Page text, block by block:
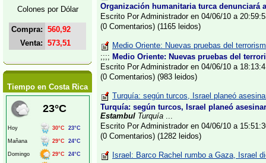
Colones por Dólar
Compra: 560,92
Venta: 573,51
Tiempo en Costa Rica
Organización humanitaria turca denunciará
Escrito Por Administrador en 04/06/10 a
(0 Comentarios) (1165 leidos)
Medio Oriente: Nuevas pruebas del
;;;; Medio Oriente: Nuevas pruebas del
Escrito Por Administrador en 04/06/10 a
(0 Comentarios) (983 leidos)
Turquía: según turcos, Israel planeó
Turquía: según turcos, Israel planeó
Estambul Turquía ...
Escrito Por Administrador en 04/06/10 a
(0 Comentarios) (1282 leidos)
Israel: Barco Rachel rumbo a Gaza, Israel